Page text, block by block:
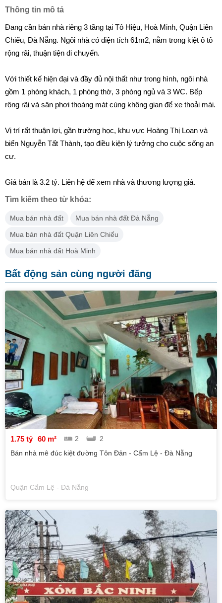
Thông tin mô tả
Đang cần bán nhà riêng 3 tầng tại Tô Hiệu, Hoà Minh, Quận Liên
Chiểu, Đà Nẵng. Ngôi nhà có diện tích 61m2, nằm trong kiệt ô tô
rộng rãi, thuận tiện di chuyển.
Với thiết kế hiện đại và đầy đủ nội thất như trong hình, ngôi nhà
gồm 1 phòng khách, 1 phòng thờ, 3 phòng ngủ và 3 WC. Bếp
rộng rãi và sân phơi thoáng mát cùng không gian để xe thoải mái.
Vị trí rất thuận lợi, gần trường học, khu vực Hoàng Thị Loan và
biển Nguyễn Tất Thành, tạo điều kiện lý tưởng cho cuộc sống an
cư.
Giá bán là 3.2 tỷ. Liên hệ để xem nhà và thương lượng giá.
Tìm kiếm theo từ khóa:
Mua bán nhà đất Mua bán nhà đất Đà Nẵng
Mua bán nhà đất Quận Liên Chiểu
Mua bán nhà đất Hoà Minh
Bất động sản cùng người đăng
1.75 tỷ 60 m² 2
2
Bán nhà mê đúc kiệt đường Tôn Đản - Cẩm Lệ - Đà Nẵng
Quận Cẩm Lệ - Đà Nẵng